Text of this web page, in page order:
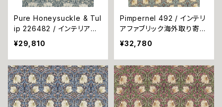
Pure Honeysuckle & Tul
ip 226482 / インテリアフ
ァブリック国内在庫品
¥29,810
Pimpernel 492 / インテリ
アファブリック海外取り寄せ
品
¥32,780